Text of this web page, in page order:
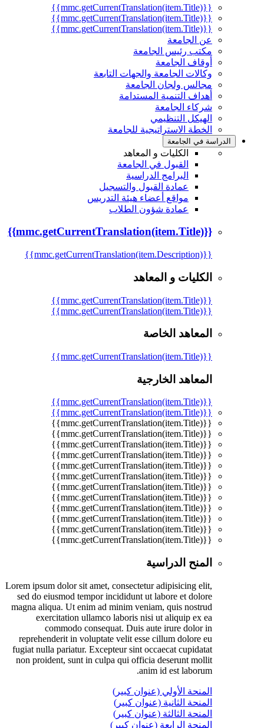
{{mmc.getCurrentTranslation(item.Title)}}
{{mmc.getCurrentTranslation(item.Title)}}
{{mmc.getCurrentTranslation(item.Title)}}
عن الجامعة
مكتب رئيس الجامعة
أوقاف الجامعة
وكالات الجامعة والجهات التابعة
مجالس ولجان الجامعة
أهداف التنمية المستدامة
شركاء الجامعة
الهيكل التنظيمي
الخطة الاستراتيجية للجامعة
الدراسة في الجامعة
الكليات و المعاهد
القبول في الجامعة
البرامج الدراسية
عمادة القبول والتسجيل
مواقع أعضاء هيئة التدريس
عمادة شؤون الطلاب
{{mmc.getCurrentTranslation(item.Title)}}
{{mmc.getCurrentTranslation(item.Description)}}
الكليات و المعاهد
{{mmc.getCurrentTranslation(item.Title)}}
{{mmc.getCurrentTranslation(item.Title)}}
المعاهد الخاصة
{{mmc.getCurrentTranslation(item.Title)}}
المعاهد الخارجية
{{mmc.getCurrentTranslation(item.Title)}}
{{mmc.getCurrentTranslation(item.Title)}}
{{mmc.getCurrentTranslation(item.Title)}}
{{mmc.getCurrentTranslation(item.Title)}}
{{mmc.getCurrentTranslation(item.Title)}}
{{mmc.getCurrentTranslation(item.Title)}}
{{mmc.getCurrentTranslation(item.Title)}}
{{mmc.getCurrentTranslation(item.Title)}}
{{mmc.getCurrentTranslation(item.Title)}}
{{mmc.getCurrentTranslation(item.Title)}}
{{mmc.getCurrentTranslation(item.Title)}}
{{mmc.getCurrentTranslation(item.Title)}}
{{mmc.getCurrentTranslation(item.Title)}}
{{mmc.getCurrentTranslation(item.Title)}}
المنح الدراسية
Lorem ipsum dolor sit amet, consectetur adipisicing elit,
sed do eiusmod tempor incididunt ut labore et dolore
magna aliqua. Ut enim ad minim veniam, quis nostrud
exercitation ullamco laboris nisi ut aliquip ex ea
commodo consequat. Duis aute irure dolor in
reprehenderit in voluptate velit esse cillum dolore eu
fugiat nulla pariatur. Excepteur sint occaecat cupidatat
non proident, sunt in culpa qui officia deserunt mollit
anim id est laborum.
المنحة الأولي (عنوان كبير)
المنحة الثانية (عنوان كبير)
المنحة الثالثة (عنوان كبير)
المنحة الرابعة (عنوان كبير)